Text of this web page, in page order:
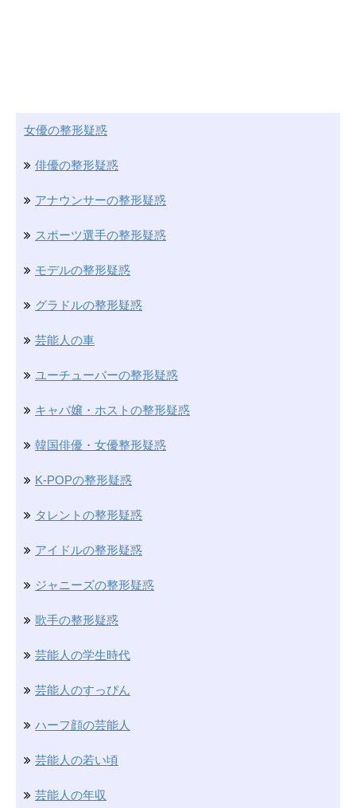
女優の整形疑惑
俳優の整形疑惑
アナウンサーの整形疑惑
スポーツ選手の整形疑惑
モデルの整形疑惑
グラドルの整形疑惑
芸能人の車
ユーチューバーの整形疑惑
キャバ嬢・ホストの整形疑惑
韓国俳優・女優整形疑惑
K-POPの整形疑惑
タレントの整形疑惑
アイドルの整形疑惑
ジャニーズの整形疑惑
歌手の整形疑惑
芸能人の学生時代
芸能人のすっぴん
ハーフ顔の芸能人
芸能人の若い頃
芸能人の年収